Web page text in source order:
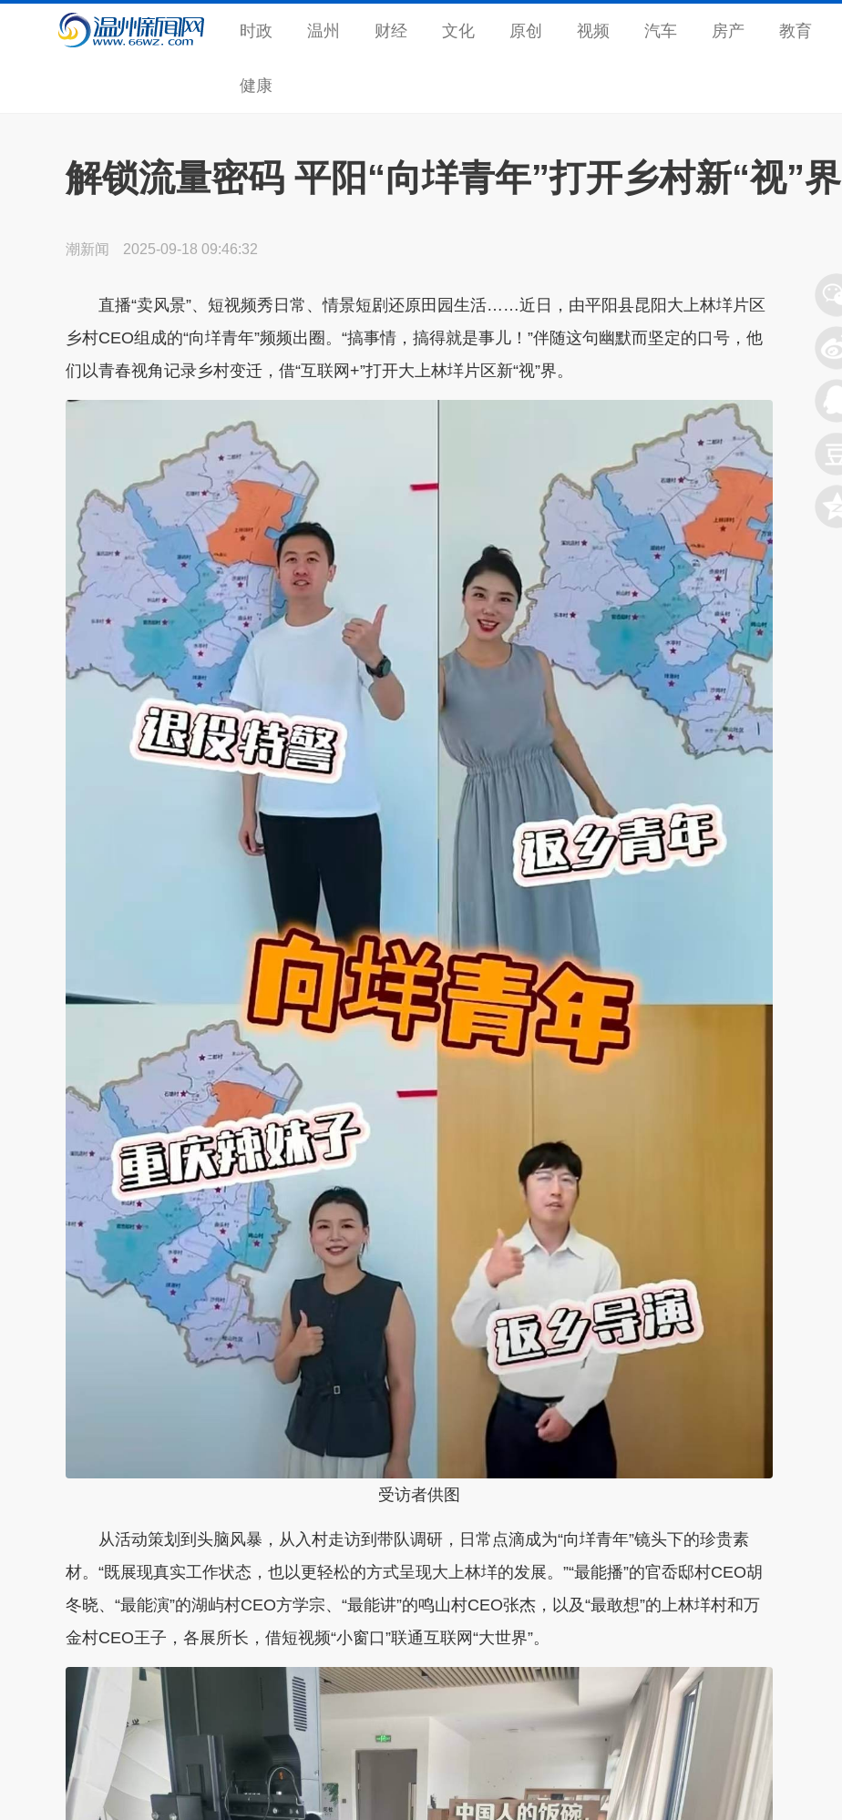
时政 温州 财经 文化 原创 视频 汽车 房产 教育
健康
解锁流量密码 平阳“向垟青年”打开乡村新“视”界
潮新闻 2025-09-18 09:46:32
直播“卖风景”、短视频秀日常、情景短剧还原田园生活……近日，由平阳县昆阳大上林垟片区
乡村CEO组成的“向垟青年”频频出圈。“搞事情，搞得就是事儿！”伴随这句幽默而坚定的口号，他
们以青春视角记录乡村变迁，借“互联网+”打开大上林垟片区新“视”界。
受访者供图
从活动策划到头脑风暴，从入村走访到带队调研，日常点滴成为“向垟青年”镜头下的珍贵素
材。“既展现真实工作状态，也以更轻松的方式呈现大上林垟的发展。”“最能播”的官岙邸村CEO胡
冬晓、“最能演”的湖屿村CEO方学宗、“最能讲”的鸣山村CEO张杰，以及“最敢想”的上林垟村和万
金村CEO王子，各展所长，借短视频“小窗口”联通互联网“大世界”。